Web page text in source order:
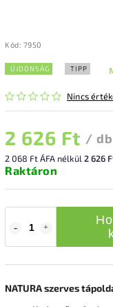
Kód: 7950
ÚJDONSÁG TIPP
Nincs
2 626 Ft / db
2 068 Ft ÁFA nélkül 2 626
Raktáron
NATURA szerves